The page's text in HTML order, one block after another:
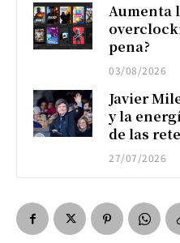
Aumenta
pena?
03/08/2026
Javier
y la
de las
27/07/2026